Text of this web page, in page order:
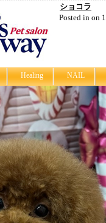
Healing NAIL
ショコラ
Posted in on